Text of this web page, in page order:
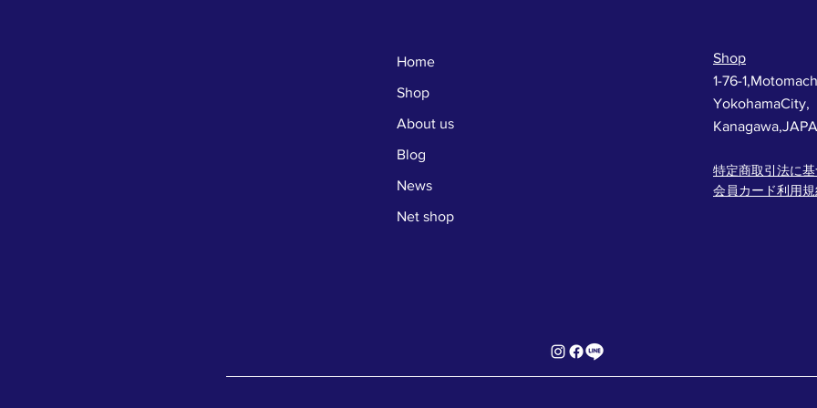
Home
Shop
About us
Blog
News
Net shop
Shop
1-76-
YokohamaCity,
特定商取引法に
会員カード利用規